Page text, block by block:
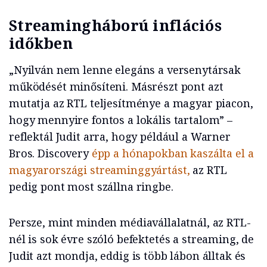
Streamingháború inflációs
időkben
„Nyilván nem lenne elegáns a versenytársak
működését minősíteni. Másrészt pont azt
mutatja az RTL teljesítménye a magyar piacon,
hogy mennyire fontos a lokális tartalom” –
reflektál Judit arra, hogy például a Warner
Bros. Discovery épp a hónapokban kaszálta el a
magyarországi streaminggyártást, az RTL
pedig pont most szállna ringbe.
Persze, mint minden médiavállalatnál, az RTL-
nél is sok évre szóló befektetés a streaming, de
Judit azt mondja, eddig is több lábon álltak és